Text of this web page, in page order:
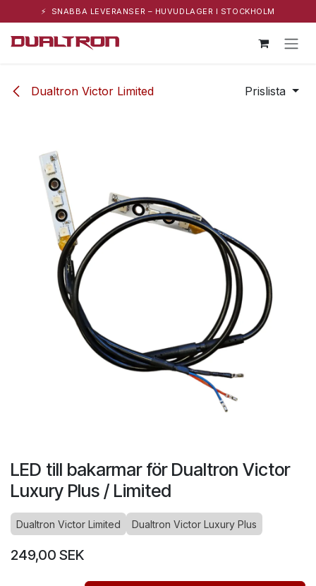
⚡ SNABBA LEVERANSER – HUVUDLAGER I STOCKHOLM
Dualtron Victor Limited Prislista
LED till bakarmar för Dualtron Victor
Luxury Plus / Limited
Dualtron Victor Limited Dualtron Victor Luxury Plus
249,00 SEK